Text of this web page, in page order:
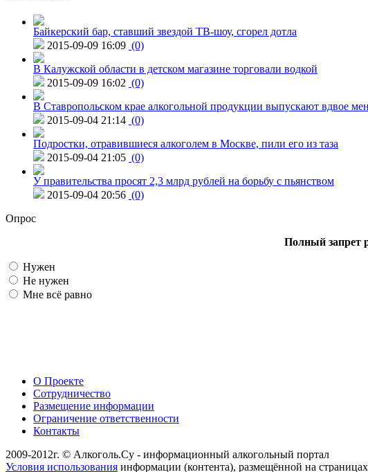
Байкерский бар, ставший звездой ТВ-шоу, сгорел дотла
2015-09-09 16:09 (0)
В Калужской области в детском магазине торговали водкой
2015-09-09 16:02 (0)
В Ставропольском крае алкогольной продукции выпускают вдвое
2015-09-04 21:14 (0)
Подростки, отравившиеся алкоголем в Москве, пили его из таза
2015-09-04 21:05 (0)
У правительства просят 2,3 млрд рублей на борьбу с пьянством
2015-09-04 20:56 (0)
Опрос
Полный запрет
Нужен
Не нужен
Мне всё равно
О Проекте
Сотрудничество
Размещение информации
Ограничение ответственности
Контакты
2009-2012г. © Алкоголь.Су - информационный алкогольный портал
Условия использования информации (контента), размещённой на